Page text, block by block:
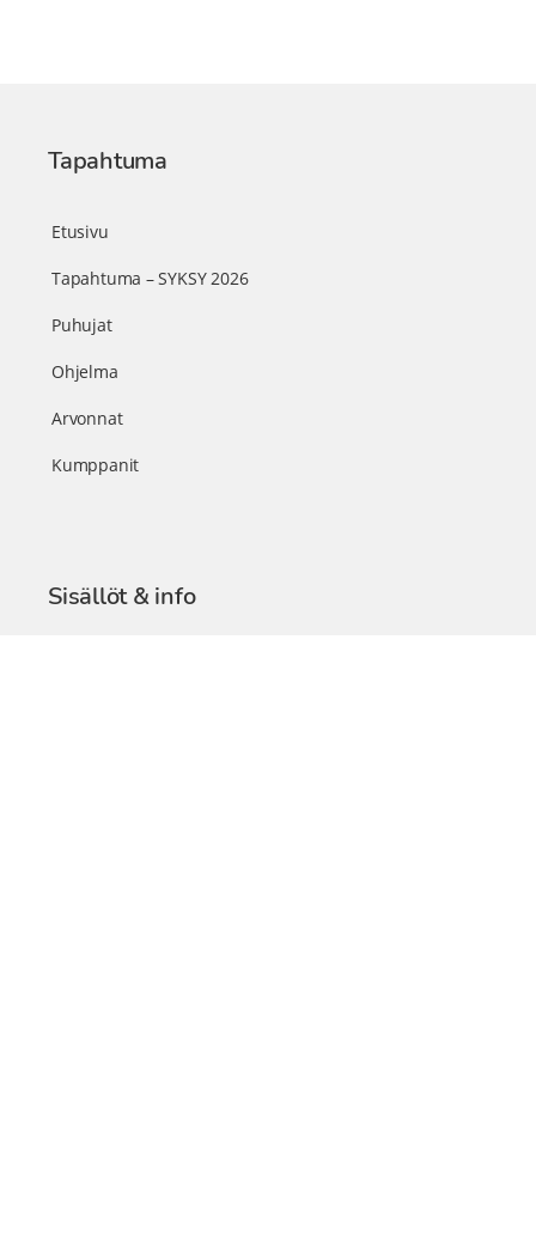
Tapahtuma
Etusivu
Tapahtuma – SYKSY 2026
Puhujat
Ohjelma
Arvonnat
Kumppanit
Sisällöt & info